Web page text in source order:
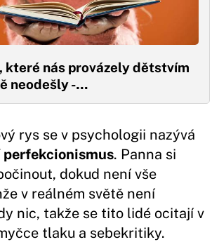
které nás provázely dětstvím
neodešly -…
rys se v psychologii nazývá
. Panna si
dokud není vše
v reálném světě není
nic, takže se tito lidé ocitají v
tlaku a sebekritiky.